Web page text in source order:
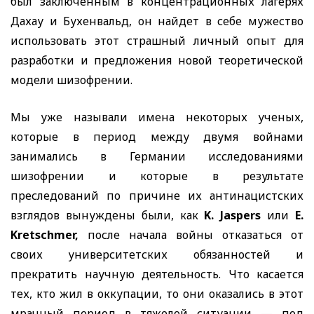
Дахау и Бухенвальд, он найдет в себе мужество
использовать этот страшный личный опыт для
разработки и предложения новой теоретической
модели шизофрении.
Мы уже называли имена некоторых ученых,
которые в период между двумя войнами
занимались в Германии исследованиями
шизофрении и которые в результате
преследований по причине их антинацистских
взглядов вынуждены были, как K. Jaspers или E.
Kretschmer, после начала войны отказаться от
своих университетских обязанностей и
прекратить научную деятельность. Что касается
тех, кто жил в оккупации, то они оказались в этот